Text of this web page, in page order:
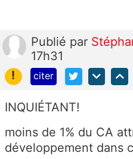
Publié par
17h31
!
citer
INQUIÉTANT!
moins de 1% du CA
développement dans